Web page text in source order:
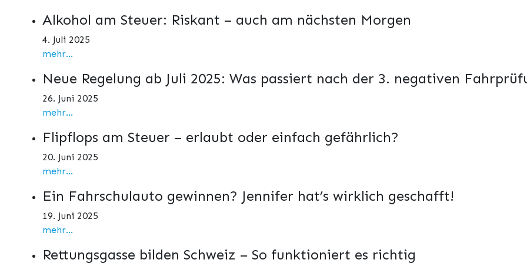
Alkohol am Steuer: Riskant – auch am nächsten Morgen
4. Juli 2025
mehr...
Neue Regelung ab Juli 2025: Was passiert nach der 3. negativen
26. Juni 2025
mehr...
Flipflops am Steuer – erlaubt oder einfach gefährlich?
20. Juni 2025
mehr...
Ein Fahrschulauto gewinnen? Jennifer hat’s wirklich geschafft!
19. Juni 2025
mehr...
Rettungsgasse bilden Schweiz – So funktioniert es richtig